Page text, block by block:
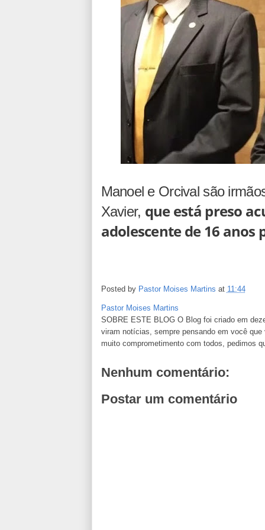
Manoel e Orcival são
Xavier, que está preso
adolescente de 16 anos
Posted by Pastor Moises Martins at 11:44
Pastor Moises Martins
SOBRE ESTE BLOG O Blog foi criado em
viram notícias, sempre pensando em você
muito comprometimento com todos, pedimos
Nenhum comentário:
Postar um comentário